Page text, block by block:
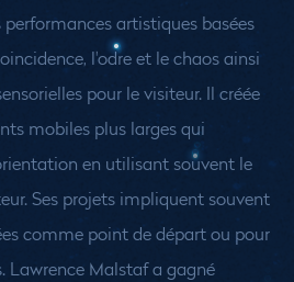
artistiques basées
l'odre et le chaos ainsi
pour le visiteur. Il créée
mobiles plus larges qui
en utilisant souvent le
Ses projets impliquent souvent
comme point de départ ou pour
Lawrence Malstaf a gagné